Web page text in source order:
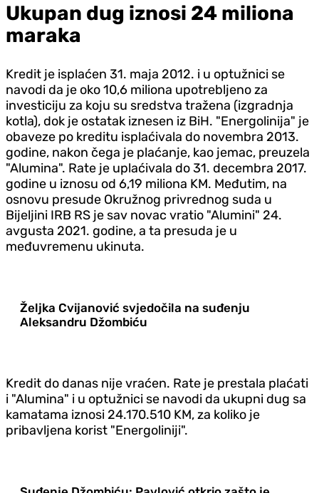
Ukupan dug iznosi 24 miliona
maraka
Kredit je isplaćen 31. maja 2012. i u optužnici se
navodi da je oko 10,6 miliona upotrebljeno za
investiciju za koju su sredstva tražena (izgradnja
kotla), dok je ostatak iznesen iz BiH. "Energolinija" je
obaveze po kreditu isplaćivala do novembra 2013.
godine, nakon čega je plaćanje, kao jemac, preuzela
"Alumina". Rate je uplaćivala do 31. decembra 2017.
godine u iznosu od 6,19 miliona KM. Međutim, na
osnovu presude Okružnog privrednog suda u
Bijeljini IRB RS je sav novac vratio "Alumini" 24.
avgusta 2021. godine, a ta presuda je u
međuvremenu ukinuta.
Željka Cvijanović svjedočila na suđenju
Aleksandru Džombiću
Kredit do danas nije vraćen. Rate je prestala plaćati
i "Alumina" i u optužnici se navodi da ukupni dug sa
kamatama iznosi 24.170.510 KM, za koliko je
pribavljena korist "Energoliniji".